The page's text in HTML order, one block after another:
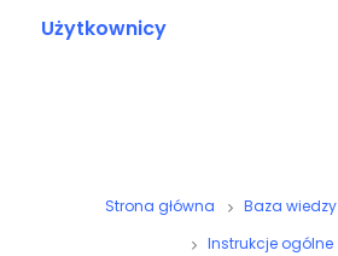
Użytkownicy
Strona główna Baza wiedzy
Instrukcje ogólne